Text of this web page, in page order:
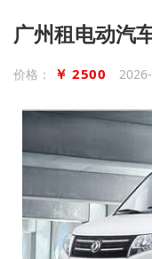
广州租电动汽
价格： ￥ 2500